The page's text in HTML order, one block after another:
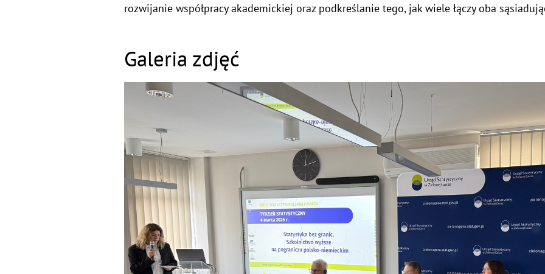
rozwijanie współpracy akademickiej oraz podkreślanie tego, jak wiele łączy oba
Galeria zdjęć